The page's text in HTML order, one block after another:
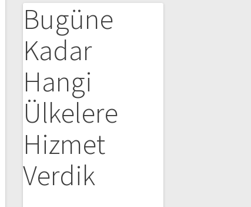
Bugüne
Kadar
Hangi
Ülkelere
Hizmet
Verdik